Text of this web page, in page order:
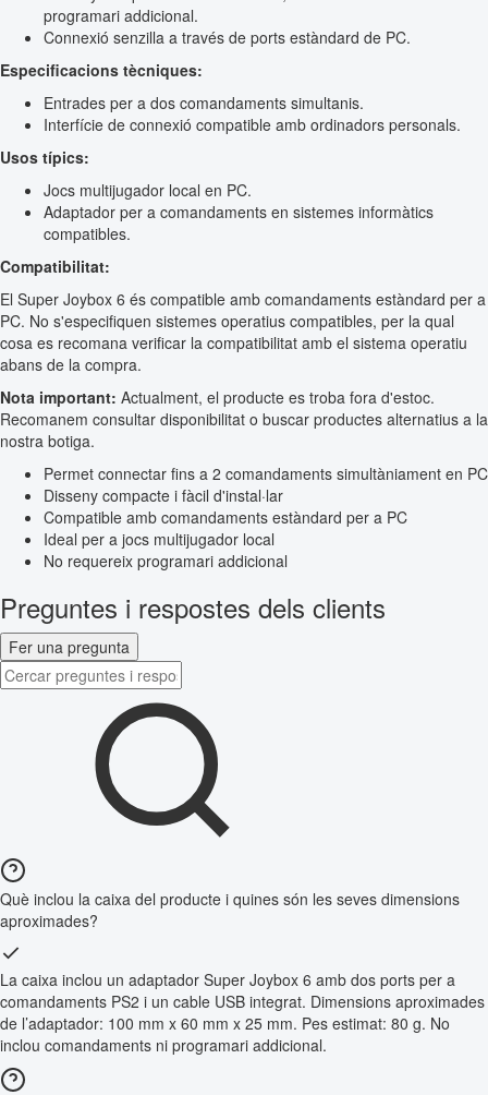
programari addicional.
Connexió senzilla a través de ports estàndard de PC.
Especificacions tècniques:
Entrades per a dos comandaments simultanis.
Interfície de connexió compatible amb ordinadors personals.
Usos típics:
Jocs multijugador local en PC.
Adaptador per a comandaments en sistemes informàtics
compatibles.
Compatibilitat:
El Super Joybox 6 és compatible amb comandaments estàndard per a
PC. No s'especifiquen sistemes operatius compatibles, per la qual
cosa es recomana verificar la compatibilitat amb el sistema operatiu
abans de la compra.
Nota important: Actualment, el producte es troba fora d'estoc.
Recomanem consultar disponibilitat o buscar productes alternatius a la
nostra botiga.
Permet connectar fins a 2 comandaments simultàniament en PC
Disseny compacte i fàcil d'instal·lar
Compatible amb comandaments estàndard per a PC
Ideal per a jocs multijugador local
No requereix programari addicional
Preguntes i respostes dels clients
Fer una pregunta
Què inclou la caixa del producte i quines són les seves dimensions
aproximades?
La caixa inclou un adaptador Super Joybox 6 amb dos ports per a
comandaments PS2 i un cable USB integrat. Dimensions aproximades
de l’adaptador: 100 mm x 60 mm x 25 mm. Pes estimat: 80 g. No
inclou comandaments ni programari addicional.